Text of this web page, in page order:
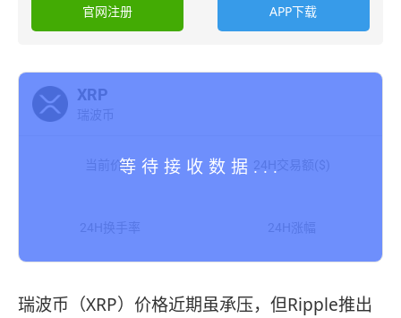
官网注册 APP下载
XRP
瑞波币
当前价格 24H交易额($)
24H换手率 24H涨幅
瑞波币（XRP）价格近期虽承压，但Ripple推出